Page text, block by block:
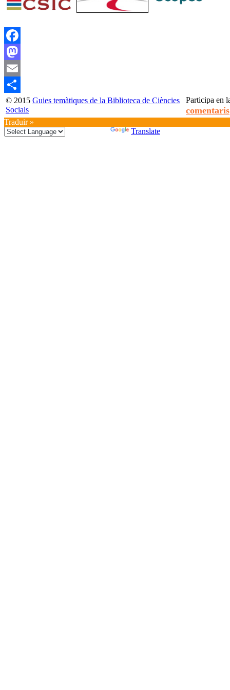
Facebook
Mastodon
Email
Compartir
© 2015 Guies temàtiques de la Biblioteca de Ciències
Socials
Participa en
comentaris
Traduir »
Translate